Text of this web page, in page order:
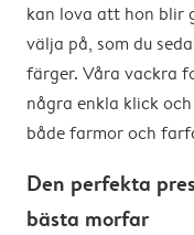
såsom tullar,
Vi ansvarar inte för
förväg om din
rekommenderar vi
kan lova att hon blir
välja på, som du
färger. Våra vackra
några enkla klick
både farmor och
Den perfekta
bästa morfar